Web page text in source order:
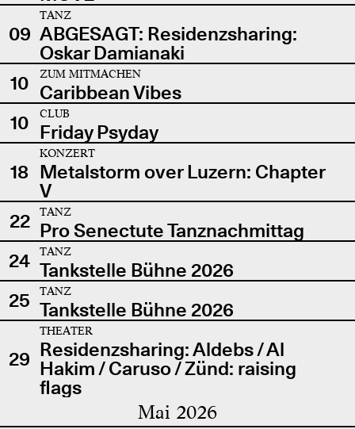
09
TANZ
ABGESAGT: Residenzsharing:
Oskar Damianaki
10
ZUM MITMACHEN
Caribbean Vibes
10
CLUB
Friday Psyday
18
KONZERT
Metalstorm over Luzern: Chapter
V
22
TANZ
Pro Senectute Tanznachmittag
24
TANZ
Tankstelle Bühne 2026
25
TANZ
Tankstelle Bühne 2026
29
THEATER
Residenzsharing: Aldebs / Al
Hakim / Caruso / Zünd: raising
flags
Mai 2026